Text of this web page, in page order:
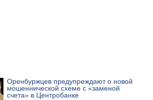
Оренбуржцев предупреждают о новой
мошеннической схеме с «заменой
счета» в Центробанке